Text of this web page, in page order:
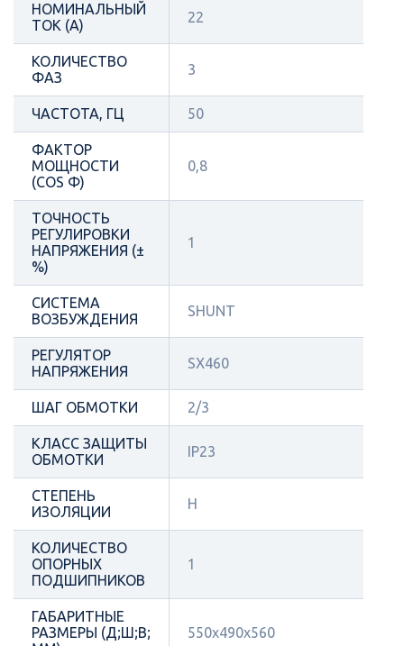
НОМИНАЛЬНЫЙ
ТОК (А)
22
КОЛИЧЕСТВО
ФАЗ
3
ЧАСТОТА, ГЦ 50
ФАКТОР
МОЩНОСТИ
(COS Φ)
0,8
ТОЧНОСТЬ
РЕГУЛИРОВКИ
НАПРЯЖЕНИЯ (±
%)
1
СИСТЕМА
ВОЗБУЖДЕНИЯ
SHUNT
РЕГУЛЯТОР
НАПРЯЖЕНИЯ
SX460
ШАГ ОБМОТКИ 2/3
КЛАСС ЗАЩИТЫ
ОБМОТКИ
IP23
СТЕПЕНЬ
ИЗОЛЯЦИИ
Н
КОЛИЧЕСТВО
ОПОРНЫХ
ПОДШИПНИКОВ
1
ГАБАРИТНЫЕ
РАЗМЕРЫ (Д;Ш;В;
550х490х560